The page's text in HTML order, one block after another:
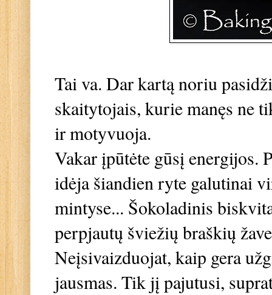
Tai va. Dar kartą noriu
skaitytojais, kurie manęs ne
ir motyvuoja.
Vakar įpūtėte gūsį energijos.
idėja šiandien ryte galutinai
mintyse... Šokoladinis
perpjautų šviežių braškių
Neįsivaizduojat, kaip gera
jausmas. Tik jį pajutusi,